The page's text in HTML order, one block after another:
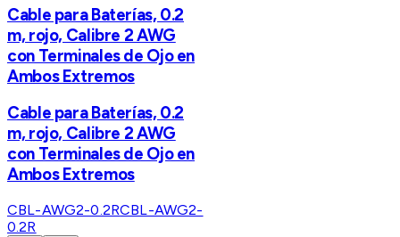
Cable para Baterías, 0.2
m, rojo, Calibre 2 AWG
con Terminales de Ojo en
Ambos Extremos
Cable para Baterías, 0.2
m, rojo, Calibre 2 AWG
con Terminales de Ojo en
Ambos Extremos
CBL-AWG2-0.2RCBL-AWG2-
0.2R